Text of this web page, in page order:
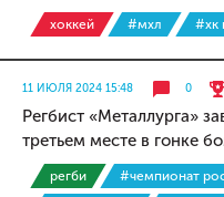
хоккей #мхл #хк
11 ИЮЛЯ 2024 15:48 0
Регбист «Металлурга»
третьем месте в гонке
регби #чемпионат